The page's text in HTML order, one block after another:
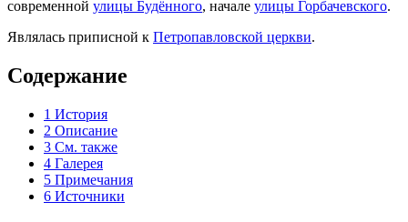
современной улицы Будённого, начале улицы Горбачевского.
Являлась приписной к Петропавловской церкви.
Содержание
1 История
2 Описание
3 См. также
4 Галерея
5 Примечания
6 Источники